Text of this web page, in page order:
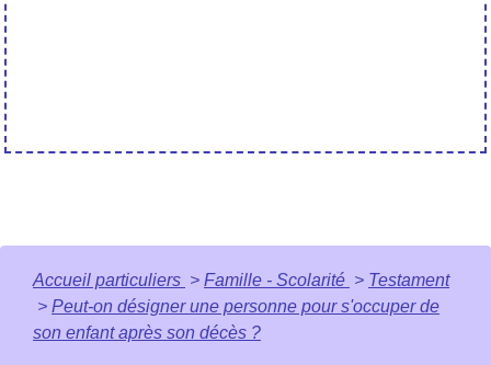
Accueil particuliers > Famille - Scolarité > Testament
> Peut-on désigner une personne pour s'occuper de
son enfant après son décès ?